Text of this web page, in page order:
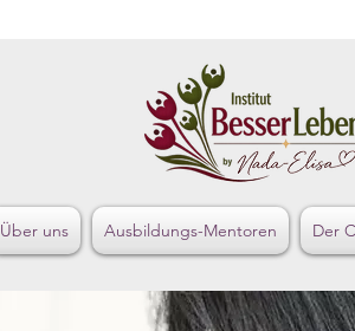
Über uns Ausbildungs-Mentoren Der